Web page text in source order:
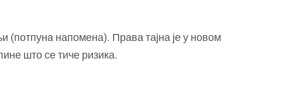
(потпуна напомена). Права тајна је у новом
што се тиче ризика.